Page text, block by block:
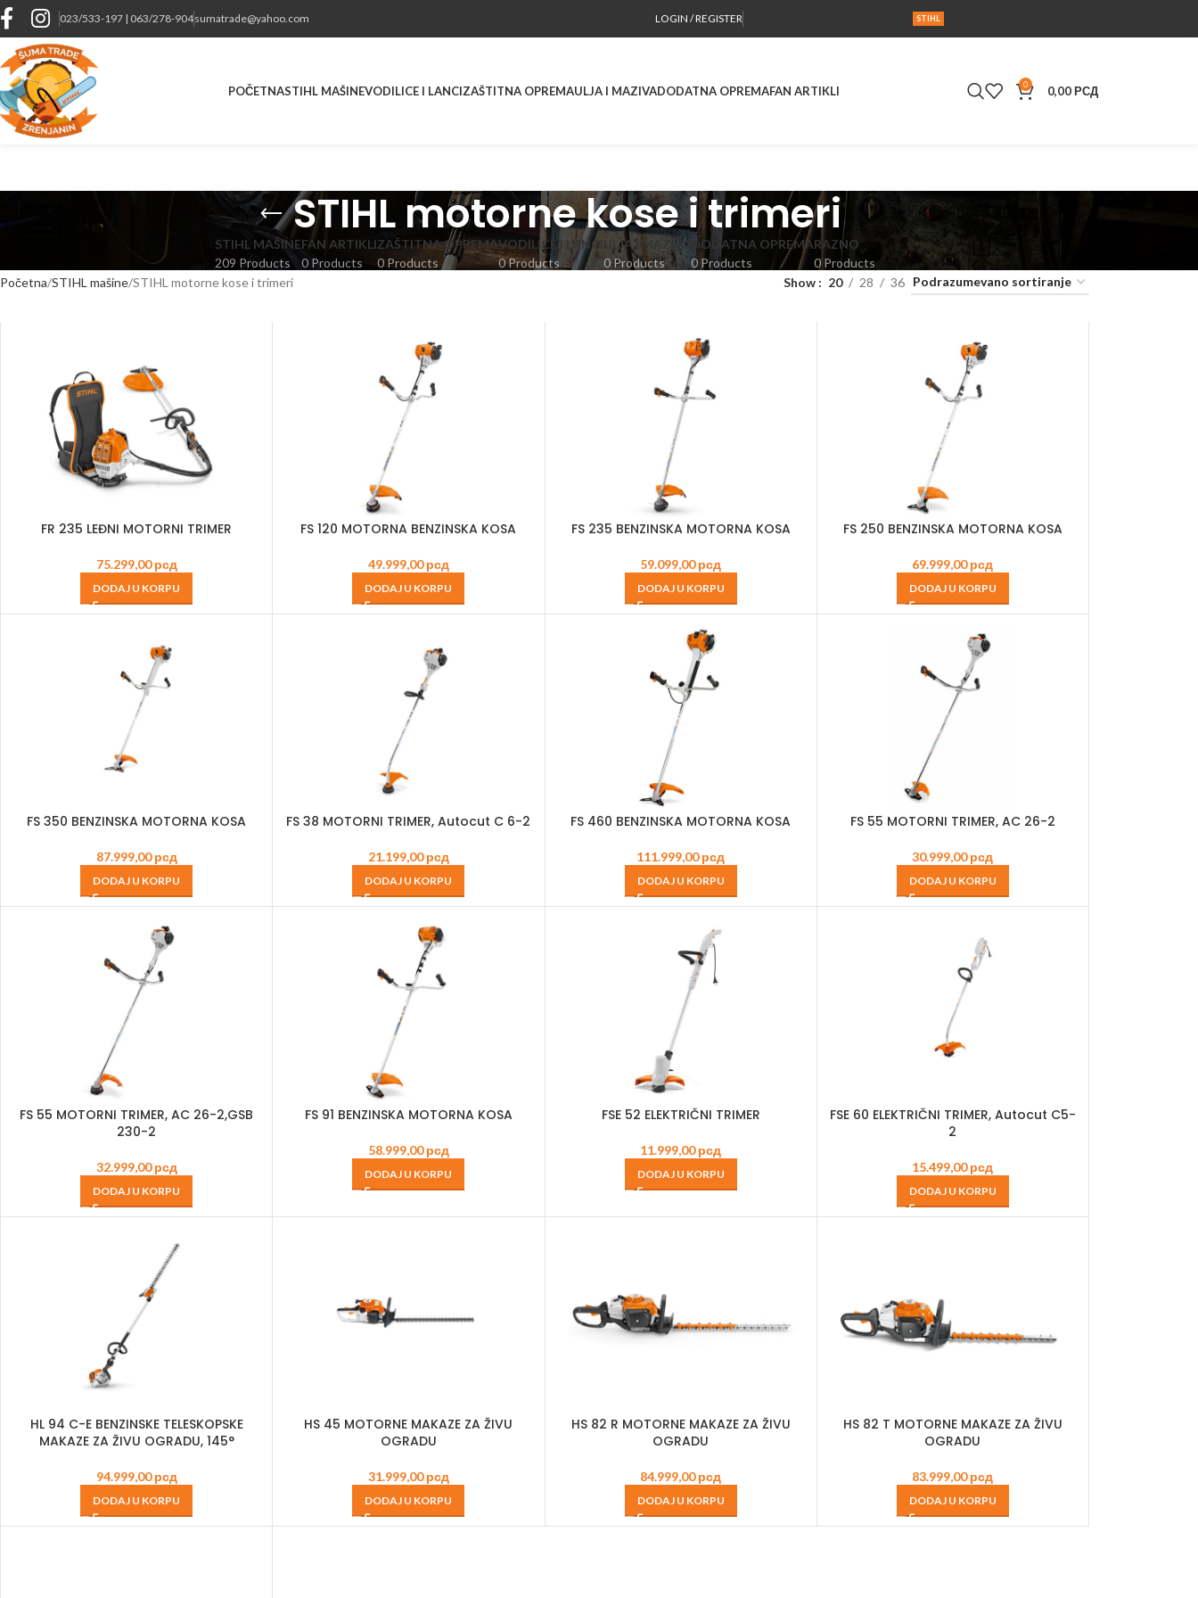
023/533-197 | 063/278-904sumatrade@yahoo.com LOGIN / REGISTER STIHL
POČETNASTIHL MAŠINEVODILICE I LANCIZAŠTITNA OPREMAULJA I MAZIVADODATNA OPREMAFAN ARTIKLI 0 0,00РСД
STIHL motorne kose i trimeri
STIHL MAŠINE
209 Products
FAN ARTIKLI
0 Products
ZAŠTITNA OPREMA
0 Products
VODILICE I LANCI
0 Products
ULJA I MAZIVA
0 Products
DODATNA OPREMA
0 Products
RAZNO
0 Products
Početna STIHL mašine STIHL motorne kose i trimeri Show 20 28 36
FR 235 LEĐNI MOTORNI TRIMER
75.299,00рсд
DODAJ U KORPU
FS 120 MOTORNA BENZINSKA KOSA
49.999,00рсд
DODAJ U KORPU
FS 235 BENZINSKA MOTORNA KOSA
59.099,00рсд
DODAJ U KORPU
FS 250 BENZINSKA MOTORNA KOSA
69.999,00рсд
DODAJ U KORPU
FS 350 BENZINSKA MOTORNA KOSA
87.999,00рсд
DODAJ U KORPU
FS 38 MOTORNI TRIMER, Autocut C 6-2
21.199,00рсд
DODAJ U KORPU
FS 460 BENZINSKA MOTORNA KOSA
111.999,00рсд
DODAJ U KORPU
FS 55 MOTORNI TRIMER, AC 26-2
30.999,00рсд
DODAJ U KORPU
FS 55 MOTORNI TRIMER, AC 26-2,GSB
230-2
32.999,00рсд
DODAJ U KORPU
FS 91 BENZINSKA MOTORNA KOSA
58.999,00рсд
DODAJ U KORPU
FSE 52 ELEKTRIČNI TRIMER
11.999,00рсд
DODAJ U KORPU
FSE 60 ELEKTRIČNI TRIMER, Autocut C5-
2
15.499,00рсд
DODAJ U KORPU
HL 94 C-E BENZINSKE TELESKOPSKE
MAKAZE ZA ŽIVU OGRADU, 145°
94.999,00рсд
DODAJ U KORPU
HS 45 MOTORNE MAKAZE ZA ŽIVU
OGRADU
31.999,00рсд
DODAJ U KORPU
HS 82 R MOTORNE MAKAZE ZA ŽIVU
OGRADU
84.999,00рсд
DODAJ U KORPU
HS 82 T MOTORNE MAKAZE ZA ŽIVU
OGRADU
83.999,00рсд
DODAJ U KORPU